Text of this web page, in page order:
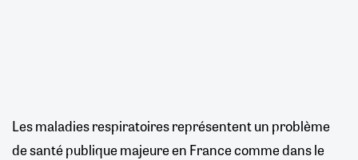
Les maladies respiratoires représentent un problème
de santé publique majeure en France comme dans le